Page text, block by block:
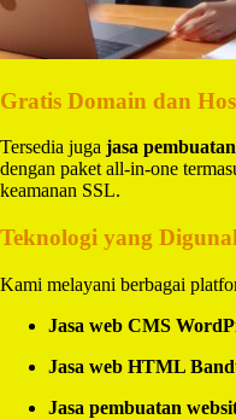
Gratis Domain dan
Tersedia juga jasa
dengan paket all-in-one
keamanan SSL.
Teknologi yang
Kami melayani berbagai
Jasa web CMS
Jasa web HTML
Jasa pembuatan